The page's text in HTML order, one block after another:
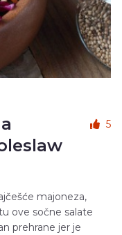
5
majoneza,
ove sočne salate
prehrane jer je